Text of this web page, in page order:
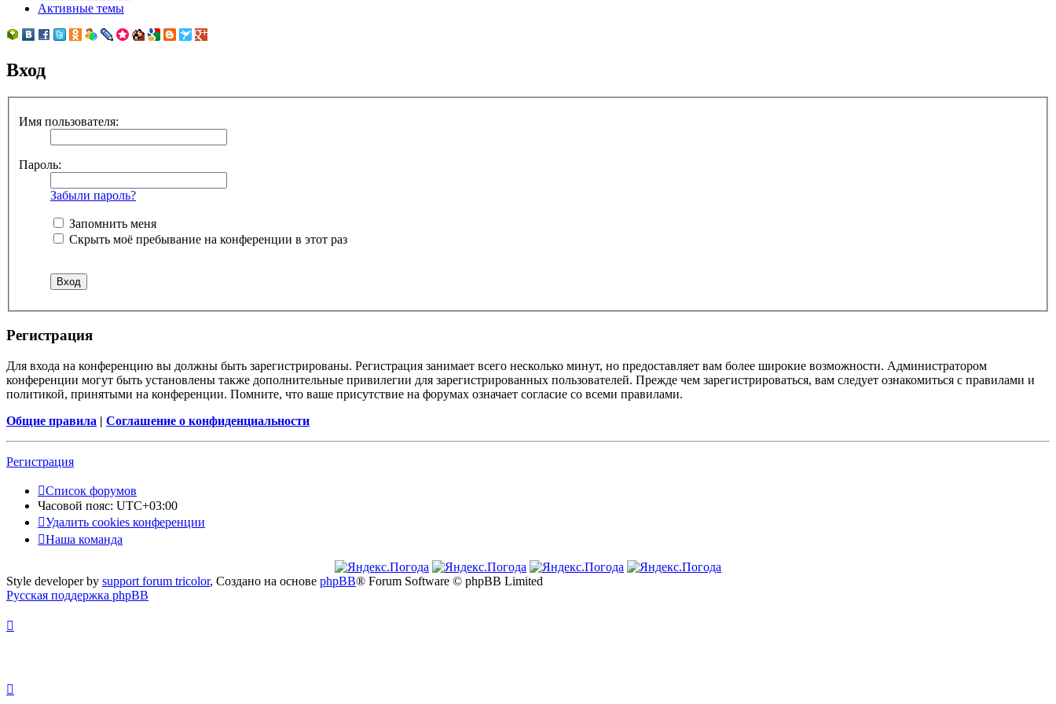
Активные темы
Вход
Имя пользователя:
Пароль:
Забыли пароль?
Запомнить меня
Скрыть моё пребывание на конференции в этот раз
Регистрация
Для входа на конференцию вы должны быть зарегистрированы. Регистрация занимает всего несколько минут, но предоставляет вам более широкие возможности. Администратором
конференции могут быть установлены также дополнительные привилегии для зарегистрированных пользователей. Прежде чем зарегистрироваться, вам следует ознакомиться с правилами и
политикой, принятыми на конференции. Помните, что ваше присутствие на форумах означает согласие со всеми правилами.
Общие правила | Соглашение о конфиденциальности
Регистрация
Список форумов
Часовой пояс: UTC+03:00
Удалить cookies конференции
Наша команда
Style developer by support forum tricolor, Создано на основе phpBB® Forum Software © phpBB Limited
Русская поддержка phpBB